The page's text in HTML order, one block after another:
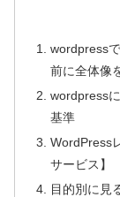
wordpress
前に全体像
wordpress
基準
WordPress
サービス】
目的別に見